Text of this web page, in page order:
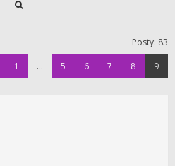
Posty: 83
1 … 5 6 7 8 9